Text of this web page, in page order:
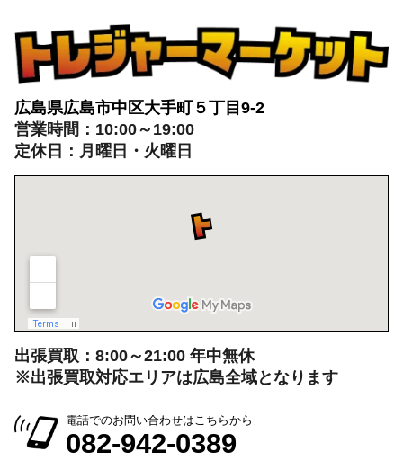
広島県広島市中区大手町５丁目9-2
営業時間：10:00～19:00
定休日：月曜日・火曜日
出張買取：8:00～21:00 年中無休
※出張買取対応エリアは広島全域となります
電話でのお問い合わせはこちらから
082-942-0389